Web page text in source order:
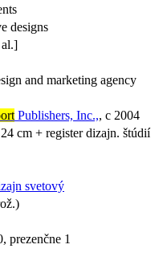
designs
al.]
and marketing agency
Publishers, Inc.,, c 2004
cm + register dizajn. štúdií
svetový
prezenčne 1